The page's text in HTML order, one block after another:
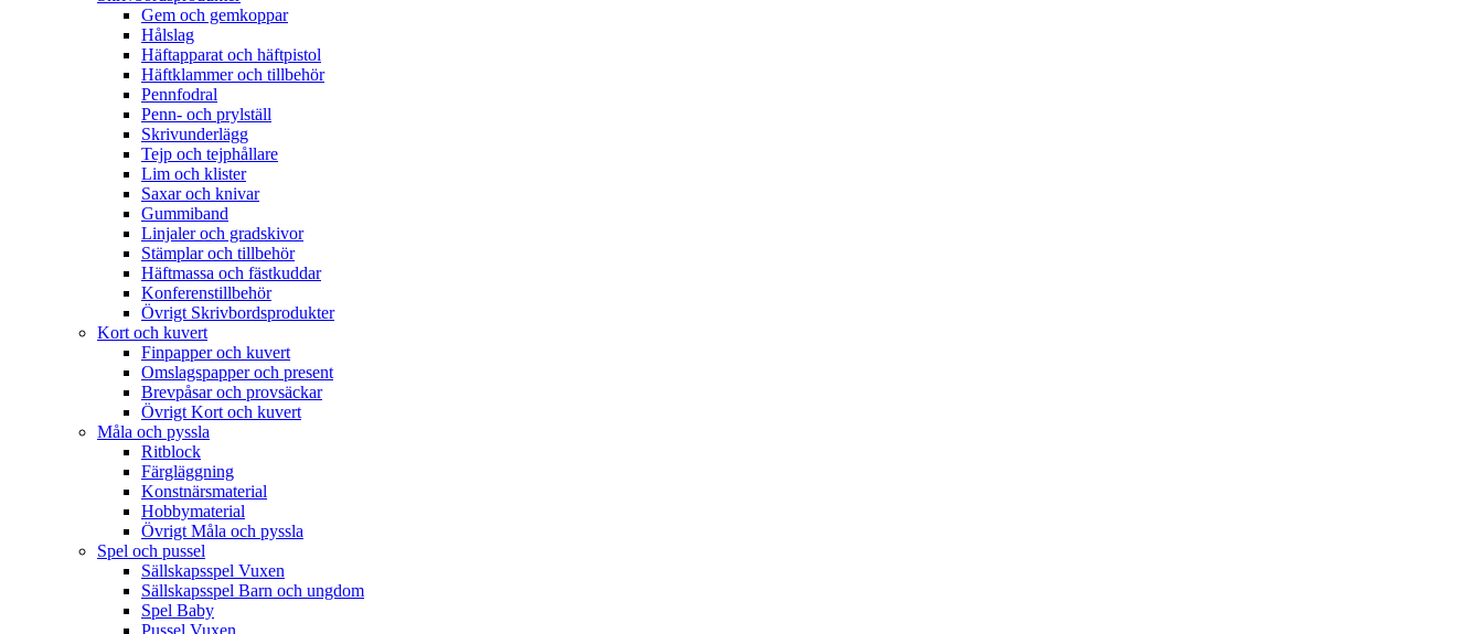
Gem och gemkoppar
Hålslag
Häftapparat och häftpistol
Häftklammer och tillbehör
Pennfodral
Penn- och prylställ
Skrivunderlägg
Tejp och tejphållare
Lim och klister
Saxar och knivar
Gummiband
Linjaler och gradskivor
Stämplar och tillbehör
Häftmassa och fästkuddar
Konferenstillbehör
Övrigt Skrivbordsprodukter
Kort och kuvert
Finpapper och kuvert
Omslagspapper och present
Brevpåsar och provsäckar
Övrigt Kort och kuvert
Måla och pyssla
Ritblock
Färgläggning
Konstnärsmaterial
Hobbymaterial
Övrigt Måla och pyssla
Spel och pussel
Sällskapsspel Vuxen
Sällskapsspel Barn och ungdom
Spel Baby
Pussel Vuxen